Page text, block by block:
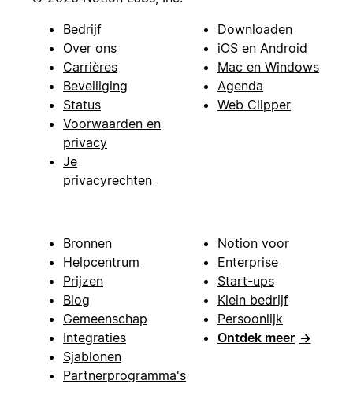
Bedrijf
Over ons
Carrières
Beveiliging
Status
Voorwaarden en
privacy
Je
privacyrechten
Downloaden
iOS en Android
Mac en Windows
Agenda
Web Clipper
Bronnen
Helpcentrum
Prijzen
Blog
Gemeenschap
Integraties
Sjablonen
Partnerprogramma's
Notion voor
Enterprise
Start-ups
Klein bedrijf
Persoonlijk
Ontdek meer →